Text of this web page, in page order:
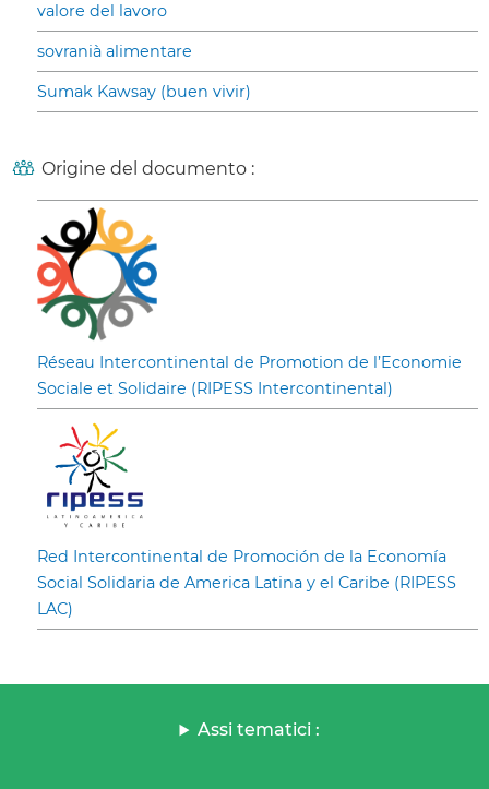
valore del lavoro
sovranià alimentare
Sumak Kawsay (buen vivir)
Origine del documento :
Réseau Intercontinental de Promotion de l’Economie
Sociale et Solidaire (RIPESS Intercontinental)
Red Intercontinental de Promoción de la Economía
Social Solidaria de America Latina y el Caribe (RIPESS
LAC)
Assi tematici :